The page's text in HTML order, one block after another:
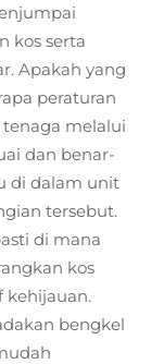
kos serta
Apakah yang
peraturan
melalui
dan benar-
di dalam unit
tersebut.
di mana
kos
kehijauan.
bengkel